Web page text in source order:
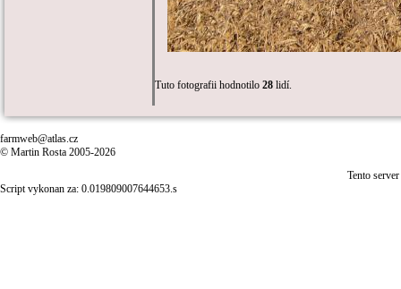
Tuto fotografii hodnotilo 28 lidí.
farmweb@atlas.cz
© Martin Rosta 2005-2026
Tento
Script vykonan za: 0.019809007644653.s